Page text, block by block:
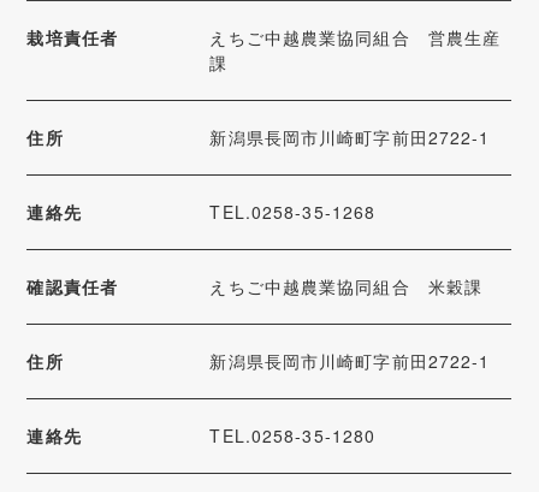
栽培責任者
えちご中越農業協同組合 営農生産
課
住所 新潟県長岡市川崎町字前田2722-1
連絡先 TEL.0258-35-1268
確認責任者 えちご中越農業協同組合 米穀課
住所 新潟県長岡市川崎町字前田2722-1
連絡先 TEL.0258-35-1280